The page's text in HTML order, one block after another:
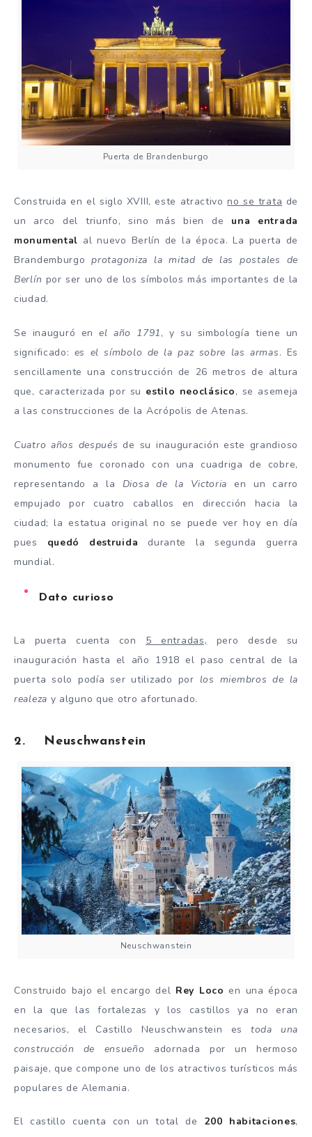
Puerta de Brandenburgo
Construida en el siglo XVIII, este atractivono se trata de
un arco del triunfo, sino más bien de una entrada
monumental al nuevo Berlín de la época. La puerta de
Brandemburgoprotagoniza la mitad de las postales de
Berlín por ser uno de los símbolos más importantes de la
ciudad.
Se inauguró enel año 1791, y su simbología tiene un
significado: es el símbolo de la paz sobre las armas. Es
sencillamente una construcción de 26 metros de altura
que, caracterizada por su estilo neoclásico, se asemeja
a las construcciones de la Acrópolis de Atenas.
Cuatro años después de su inauguración este grandioso
monumento fue coronado con una cuadriga de cobre,
representando a la Diosa de la Victoria en un carro
empujado por cuatro caballos en dirección hacia la
ciudad; la estatua original no se puede ver hoy en día
pues quedó destruida durante la segunda guerra
mundial.
Dato curioso
La puerta cuenta con 5 entradas, pero desde su
inauguración hasta el año 1918 el paso central de la
puerta solo podía ser utilizado por los miembros de la
realeza y alguno que otro afortunado.
2. Neuschwanstein
Neuschwanstein
Construido bajo el encargo del Rey Loco en una época
en la que las fortalezas y los castillos ya no eran
necesarios, el Castillo Neuschwanstein estoda una
construcción de ensueño adornada por un hermoso
paisaje, que compone uno de los atractivos turísticos más
populares de Alemania.
El castillo cuenta con un total de 200 habitaciones,